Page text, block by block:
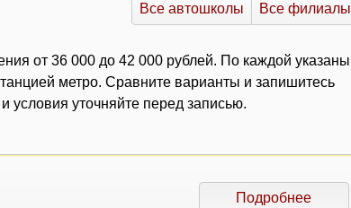
Все автошколы Все филиалы
от 36 000 до 42 000 рублей. По каждой указаны
метро. Сравните варианты и запишитесь
уточняйте перед записью.
Подробнее